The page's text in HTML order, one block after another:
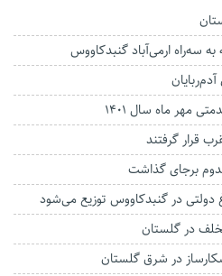
سه‌راه ارمی‌آباد گنبدکاووس
مهر ماه سال ۱۴۰۱
در شرق گلستان